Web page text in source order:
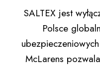
SALTEX jest
Polsce
McLarens